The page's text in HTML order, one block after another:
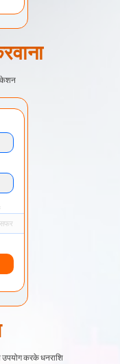
उपयोग करके धनराशि